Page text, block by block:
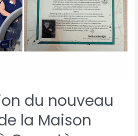
du nouveau
la Maison